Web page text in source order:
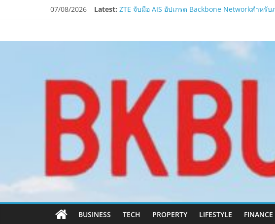
07/08/2026 Latest: ZTE จับมือ AIS อัปเกรด Backbone Networkสำหรั
LORDNINE ครบรอบ 1 ปี! Smilegate เปิด
Smilegate ฉลองครบรอบ 1 ปี “Lordnine”เปิดตัวเ
www.bkbulletin.com
ข่าว
ครบ
ด้าน
BUSINESS TECH PROPERTY LIFESTYLE FINANCE